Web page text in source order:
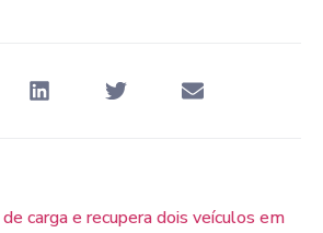
carga e recupera dois veículos em